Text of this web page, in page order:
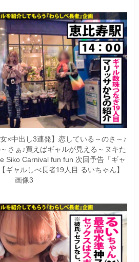
×中出し3連発】恋している～のさ～♪
さぁ♪買えばギャルが見える～ヌキた
Siko Carnival fun fun 次回予告「ギャ
ギャルしべ長者19人目 るいちゃん】
画像3